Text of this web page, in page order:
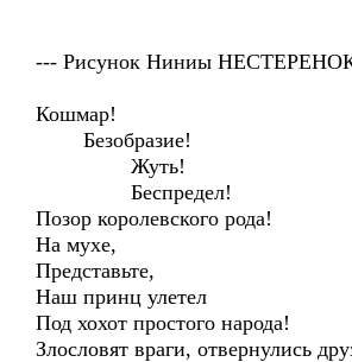
--- Рисунок Ниниы
Кошмар!
Безобразие!
Жуть!
Беспредел!
Позор королевского рода!
На мухе,
Представьте,
Наш принц улетел
Под хохот простого народа!
Злословят враги, отвернулись